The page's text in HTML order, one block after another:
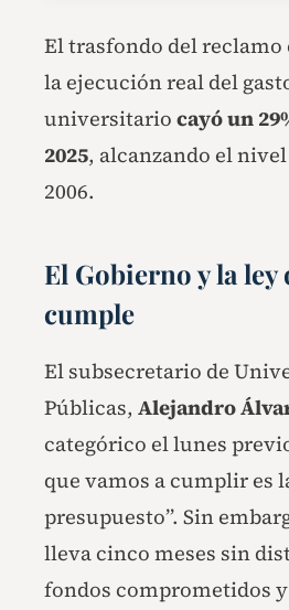
El trasfondo del reclamo
la ejecución real del
universitario cayó un
2025, alcanzando el
2006.
El Gobierno y la ley
cumple
El subsecretario de
Públicas, Alejandro
categórico el lunes
que vamos a cumplir es
presupuesto”. Sin
lleva cinco meses sin
fondos comprometidos